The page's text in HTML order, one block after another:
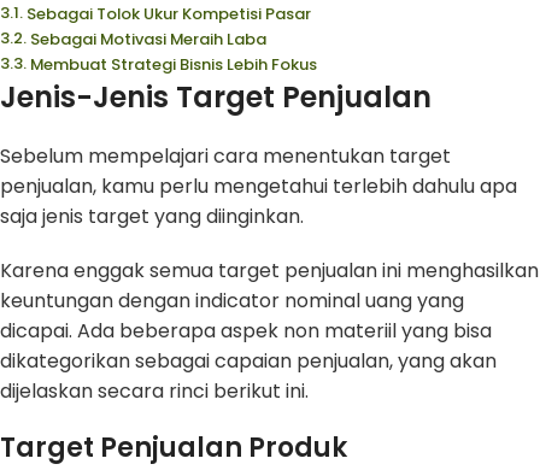
Sebagai Tolok Ukur Kompetisi Pasar
Sebagai Motivasi Meraih Laba
Membuat Strategi Bisnis Lebih Fokus
Jenis-Jenis Target Penjualan
Sebelum mempelajari cara menentukan target
penjualan, kamu perlu mengetahui terlebih dahulu apa
saja jenis target yang diinginkan.
Karena enggak semua target penjualan ini menghasilkan
keuntungan dengan indicator nominal uang yang
dicapai. Ada beberapa aspek non materiil yang bisa
dikategorikan sebagai capaian penjualan, yang akan
dijelaskan secara rinci berikut ini.
Target Penjualan Produk